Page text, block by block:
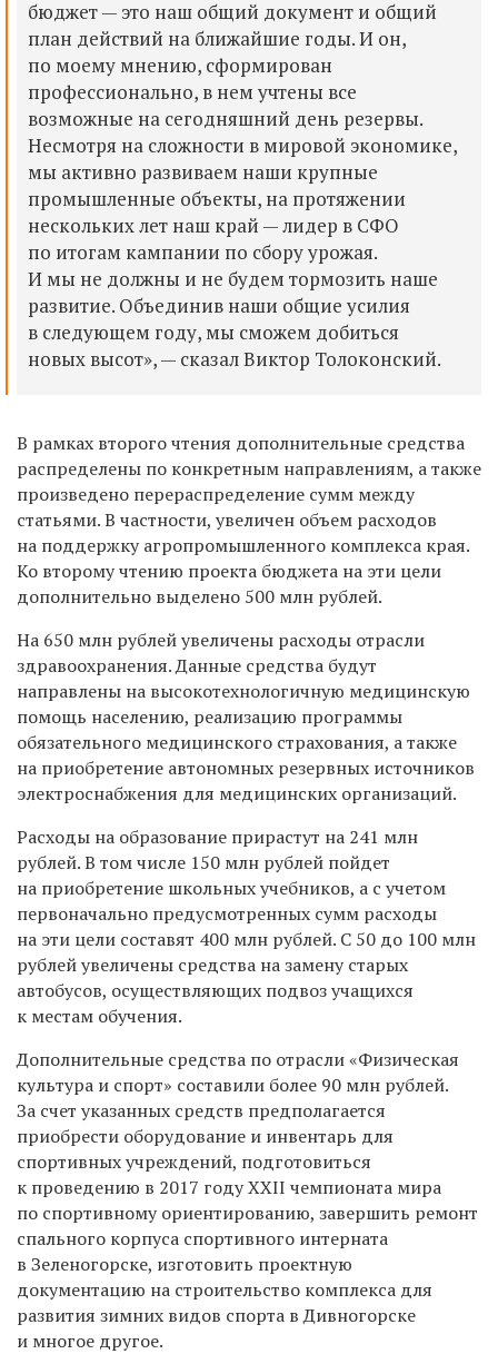
бюджет — это наш общий документ и общий
план действий на ближайшие годы. И он,
по моему мнению, сформирован
профессионально, в нем учтены все
возможные на сегодняшний день резервы.
Несмотря на сложности в мировой экономике,
мы активно развиваем наши крупные
промышленные объекты, на протяжении
нескольких лет наш край — лидер в СФО
по итогам кампании по сбору урожая.
И мы не должны и не будем тормозить наше
развитие. Объединив наши общие усилия
в следующем году, мы сможем добиться
новых высот», — сказал Виктор Толоконский.
В рамках второго чтения дополнительные средства
распределены по конкретным направлениям, а также
произведено перераспределение сумм между
статьями. В частности, увеличен объем расходов
на поддержку агропромышленного комплекса края.
Ко второму чтению проекта бюджета на эти цели
дополнительно выделено 500 млн рублей.
На 650 млн рублей увеличены расходы отрасли
здравоохранения. Данные средства будут
направлены на высокотехнологичную медицинскую
помощь населению, реализацию программы
обязательного медицинского страхования, а также
на приобретение автономных резервных источников
электроснабжения для медицинских организаций.
Расходы на образование прирастут на 241 млн
рублей. В том числе 150 млн рублей пойдет
на приобретение школьных учебников, а с учетом
первоначально предусмотренных сумм расходы
на эти цели составят 400 млн рублей. С 50 до 100 млн
рублей увеличены средства на замену старых
автобусов, осуществляющих подвоз учащихся
к местам обучения.
Дополнительные средства по отрасли «Физическая
культура и спорт» составили более 90 млн рублей.
За счет указанных средств предполагается
приобрести оборудование и инвентарь для
спортивных учреждений, подготовиться
к проведению в 2017 году XXII чемпионата мира
по спортивному ориентированию, завершить ремонт
спального корпуса спортивного интерната
в Зеленогорске, изготовить проектную
документацию на строительство комплекса для
развития зимних видов спорта в Дивногорске
и многое другое.